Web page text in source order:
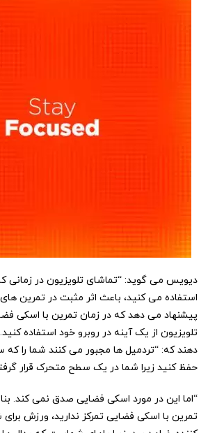
دیویس می گوید: “تماشای تلویزیون در زمانی
استفاده می کنید، باعث اثر مثبت در تمرین
پیشنهاد می دهد که در زمان تمرین با اسکی
تلویزیون از یک آینه در روبرو خود استفاده
دهند که: “تردمیل ها مجبور می کنند شما را که
حفظ کنید زیرا شما در یک سطح متحرک قرار
“اما این در مورد اسکی فضایی صدق نمی کند.
تمرین با اسکی فضایی تمرکز ندارید، ورزش